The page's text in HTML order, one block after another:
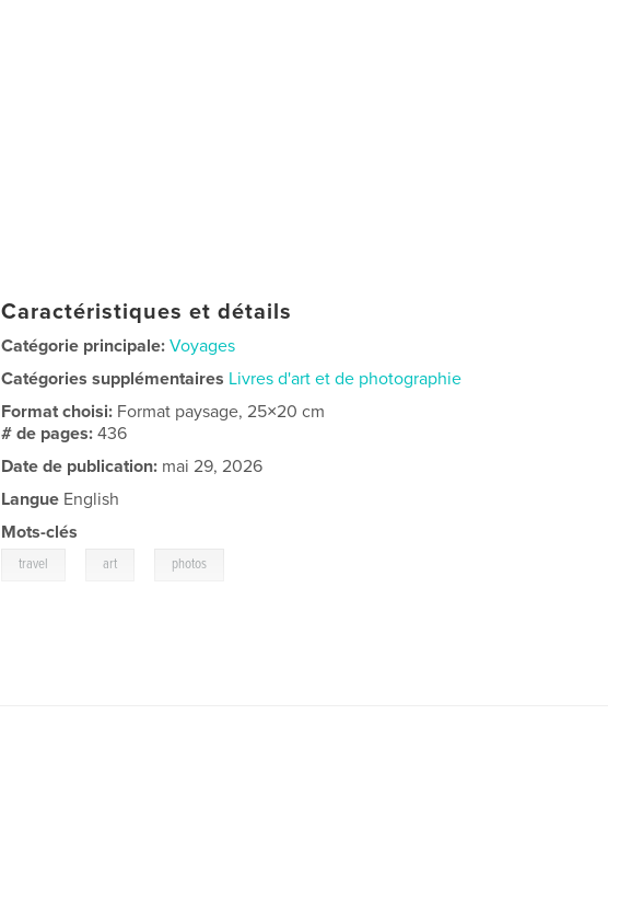
Caractéristiques et détails
Catégorie principale: Voyages
Catégories supplémentaires Livres d'art et de photographie
Format choisi: Format paysage, 25×20 cm
# de pages:436
Date de publication: mai 29, 2026
Langue English
Mots-clés
travel art photos